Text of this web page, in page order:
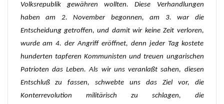
Volksrepublik gewähren wollten. Diese Verhandlungen
haben am 2. November begonnen, am 3. war die
Entscheidung getroffen, und damit wir keine Zeit verloren,
wurde am 4. der Angriff eröffnet, denn jeder Tag kostete
hunderten tapferen Kommunisten und treuen ungarischen
Patrioten das Leben.Als wir uns veranlaßt sahen, diesen
Entschluß zu fassen, schwebte uns das Ziel vor, die
Konterrevolution militärisch zu schlagen, die